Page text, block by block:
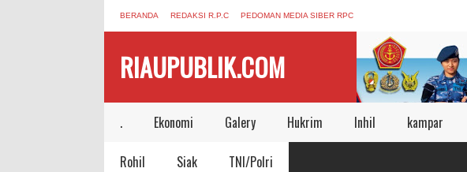
BERANDA REDAKSI R.P.C PEDOMAN MEDIA SIBER RPC
RIAUPUBLIK.COM
. Ekonomi Galery Hukrim Inhil kampar
Rohil Siak TNI/Polri